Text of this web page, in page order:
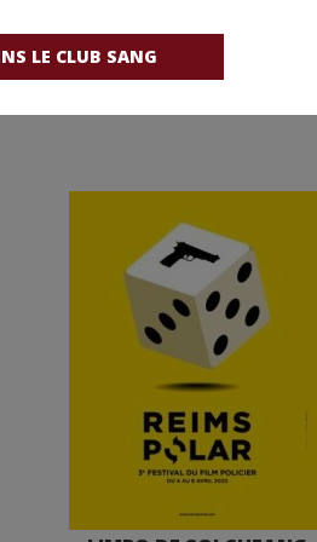
LE CLUB SANG
LE PALMARÈS DU
REIMS POLAR 2025.